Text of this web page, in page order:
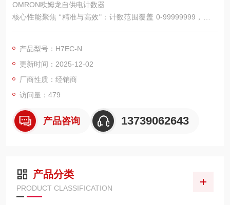
OMRON欧姆龙自供电计数器
核心性能聚焦 “精准与高效"：计数范围覆盖 0-99999999，支持
30Hz/1kHz 双速度切换，1kHz 高速模式下可捕捉 0.5ms 的细微
容继电器、开关等各类接点信号，短接时残留电压低于 0.5V，避
免信号干扰导致的计数偏差。采用 3V 锂电池自供电，续航长达
7 年以上，无需频繁更换电源，尤其适配无
产品型号：H7EC-N
更新时间：2025-12-02
厂商性质：经销商
访问量：479
产品咨询 13739062643
产品分类
PRODUCT CLASSIFICATION